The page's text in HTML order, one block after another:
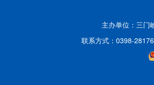
主办单位：三
联系方式：0398-